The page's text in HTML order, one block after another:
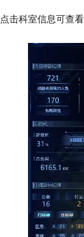
点击科室信息可查